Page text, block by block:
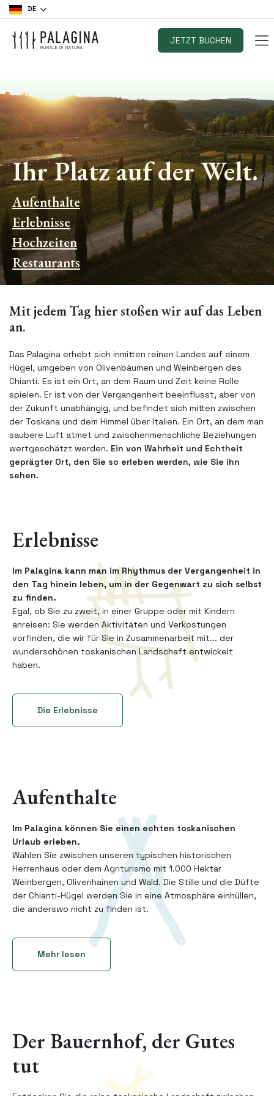
DE
JETZT BUCHEN
Ihr Platz auf der Welt.
Aufenthalte
Erlebnisse
Hochzeiten
Restaurants
Mit jedem Tag hier stoßen wir auf das Leben
an.
Das Palagina erhebt sich inmitten reinen Landes auf einem
Hügel, umgeben von Olivenbäumen und Weinbergen des
Chianti. Es ist ein Ort, an dem Raum und Zeit keine Rolle
spielen. Er ist von der Vergangenheit beeinflusst, aber von
der Zukunft unabhängig, und befindet sich mitten zwischen
der Toskana und dem Himmel über Italien. Ein Ort, an dem man
saubere Luft atmet und zwischenmenschliche Beziehungen
wertgeschätzt werden. Ein von Wahrheit und Echtheit
geprägter Ort, den Sie so erleben werden, wie Sie ihn
sehen.
Erlebnisse
Im Palagina kann man im Rhythmus der Vergangenheit in
den Tag hinein leben, um in der Gegenwart zu sich selbst
zu finden.
Egal, ob Sie zu zweit, in einer Gruppe oder mit Kindern
anreisen: Sie werden Aktivitäten und Verkostungen
vorfinden, die wir für Sie in Zusammenarbeit mit... der
wunderschönen toskanischen Landschaft entwickelt
haben.
Die Erlebnisse
Aufenthalte
Im Palagina können Sie einen echten toskanischen
Urlaub erleben.
Wählen Sie zwischen unseren typischen historischen
Herrenhaus oder dem Agriturismo mit 1.000 Hektar
Weinbergen, Olivenhainen und Wald. Die Stille und die Düfte
der Chianti-Hügel werden Sie in eine Atmosphäre einhüllen,
die anderswo nicht zu finden ist.
Mehr lesen
Der Bauernhof, der Gutes
tut